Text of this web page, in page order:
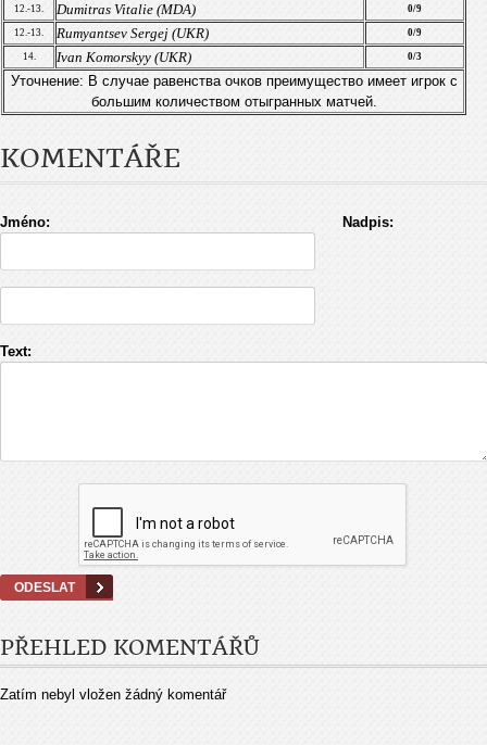
12.-13. Dumitras Vitalie (MDA) 0/9
12.-13. Rumyantsev Sergej (UKR) 0/9
14. Ivan Komorskyy (UKR) 0/3
Уточнение: В случае равенства очков преимущество имеет игрок с
большим количеством отыгранных матчей.
KOMENTÁŘE
Jméno: Nadpis:
Text:
PŘEHLED KOMENTÁŘŮ
Zatím nebyl vložen žádný komentář